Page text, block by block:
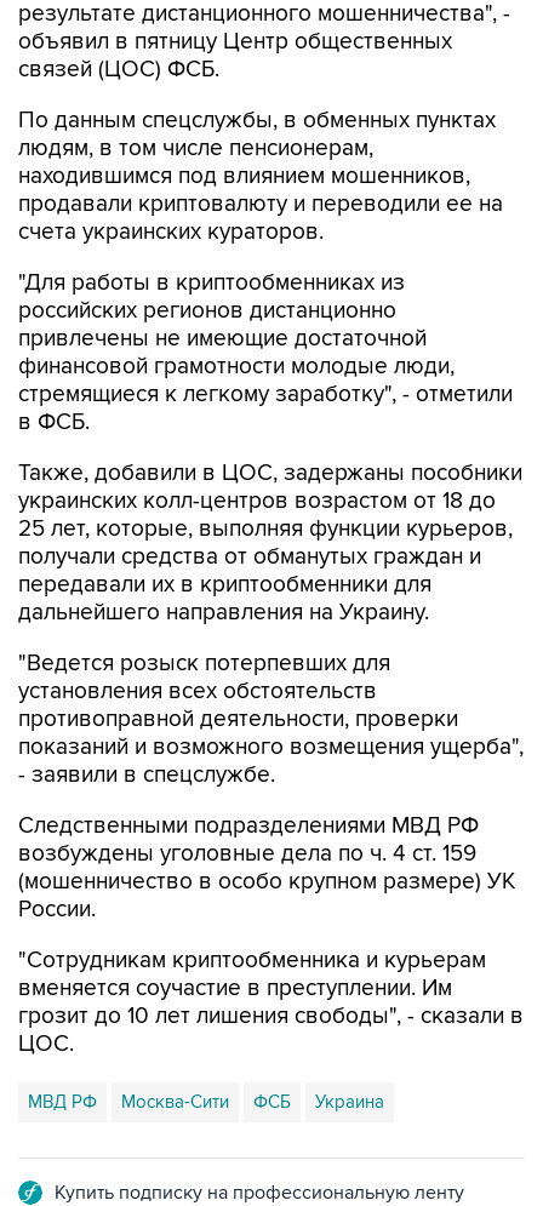
результате дистанционного мошенничества", -
объявил в пятницу Центр общественных
связей (ЦОС) ФСБ.
По данным спецслужбы, в обменных пунктах
людям, в том числе пенсионерам,
находившимся под влиянием мошенников,
продавали криптовалюту и переводили ее на
счета украинских кураторов.
"Для работы в криптообменниках из
российских регионов дистанционно
привлечены не имеющие достаточной
финансовой грамотности молодые люди,
стремящиеся к легкому заработку", - отметили
в ФСБ.
Также, добавили в ЦОС, задержаны пособники
украинских колл-центров возрастом от 18 до
25 лет, которые, выполняя функции курьеров,
получали средства от обманутых граждан и
передавали их в криптообменники для
дальнейшего направления на Украину.
"Ведется розыск потерпевших для
установления всех обстоятельств
противоправной деятельности, проверки
показаний и возможного возмещения ущерба",
- заявили в спецслужбе.
Следственными подразделениями МВД РФ
возбуждены уголовные дела по ч. 4 ст. 159
(мошенничество в особо крупном размере) УК
России.
"Сотрудникам криптообменника и курьерам
вменяется соучастие в преступлении. Им
грозит до 10 лет лишения свободы", - сказали в
ЦОС.
МВД РФ Москва-Сити ФСБ Украина
Купить подписку на профессиональную ленту